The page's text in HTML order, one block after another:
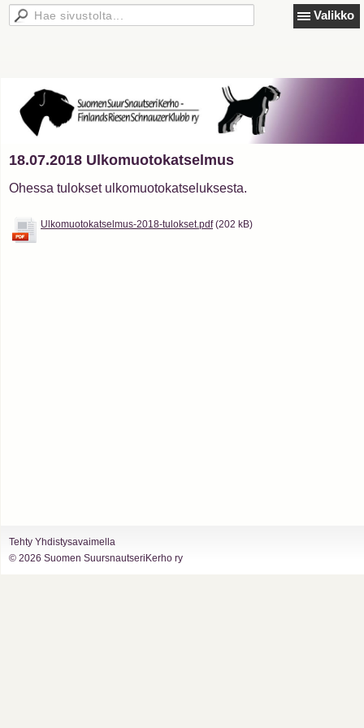
Valikko
18.07.2018 Ulkomuotokatselmus
Ohessa tulokset ulkomuotokatseluksesta.
Ulkomuotokatselmus-2018-tulokset.pdf (202 kB)
Tehty Yhdistysavaimella
© 2026 Suomen SuursnautseriKerho ry